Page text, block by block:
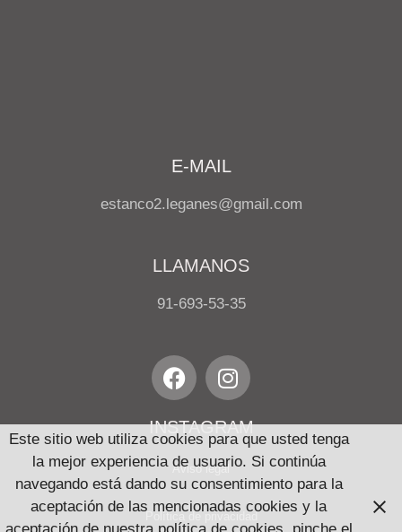
E-MAIL
estanco2.leganes@gmail.com
LLAMANOS
91-693-53-35
INSTAGRAM
Aviso legal
Este sitio web utiliza cookies para que usted tenga
la mejor experiencia de usuario. Si continúa
navegando está dando su consentimiento para la
aceptación de las mencionadas cookies y la